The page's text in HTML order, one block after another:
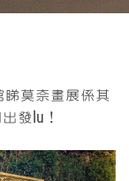
莫奈畫展係其
發lu！